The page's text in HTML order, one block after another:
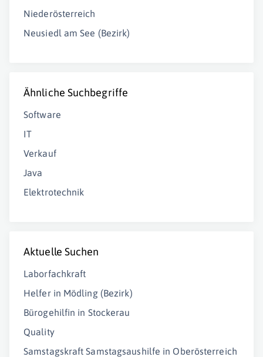
Niederösterreich
Neusiedl am See (Bezirk)
Ähnliche Suchbegriffe
Software
IT
Verkauf
Java
Elektrotechnik
Aktuelle Suchen
Laborfachkraft
Helfer in Mödling (Bezirk)
Bürogehilfin in Stockerau
Quality
Samstagskraft Samstagsaushilfe in Oberösterreich